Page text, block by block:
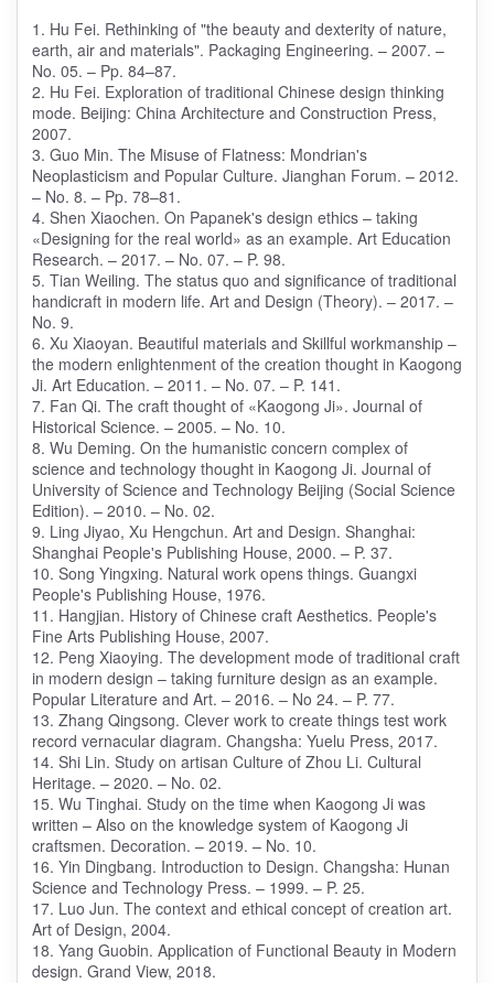
1. Hu Fei. Rethinking of "the beauty and dexterity of nature,
earth, air and materials". Packaging Engineering. – 2007. –
No. 05. – Pp. 84–87.
2. Hu Fei. Exploration of traditional Chinese design thinking
mode. Beijing: China Architecture and Construction Press,
2007.
3. Guo Min. The Misuse of Flatness: Mondrian's
Neoplasticism and Popular Culture. Jianghan Forum. – 2012.
– No. 8. – Pp. 78–81.
4. Shen Xiaochen. On Papanek's design ethics – taking
«Designing for the real world» as an example. Art Education
Research. – 2017. – No. 07. – P. 98.
5. Tian Weiling. The status quo and significance of traditional
handicraft in modern life. Art and Design (Theory). – 2017. –
No. 9.
6. Xu Xiaoyan. Beautiful materials and Skillful workmanship –
the modern enlightenment of the creation thought in Kaogong
Ji. Art Education. – 2011. – No. 07. – P. 141.
7. Fan Qi. The craft thought of «Kaogong Ji». Journal of
Historical Science. – 2005. – No. 10.
8. Wu Deming. On the humanistic concern complex of
science and technology thought in Kaogong Ji. Journal of
University of Science and Technology Beijing (Social Science
Edition). – 2010. – No. 02.
9. Ling Jiyao, Xu Hengchun. Art and Design. Shanghai:
Shanghai People's Publishing House, 2000. – P. 37.
10. Song Yingxing. Natural work opens things. Guangxi
People's Publishing House, 1976.
11. Hangjian. History of Chinese craft Aesthetics. People's
Fine Arts Publishing House, 2007.
12. Peng Xiaoying. The development mode of traditional craft
in modern design – taking furniture design as an example.
Popular Literature and Art. – 2016. – No 24. – P. 77.
13. Zhang Qingsong. Clever work to create things test work
record vernacular diagram. Changsha: Yuelu Press, 2017.
14. Shi Lin. Study on artisan Culture of Zhou Li. Cultural
Heritage. – 2020. – No. 02.
15. Wu Tinghai. Study on the time when Kaogong Ji was
written – Also on the knowledge system of Kaogong Ji
craftsmen. Decoration. – 2019. – No. 10.
16. Yin Dingbang. Introduction to Design. Changsha: Hunan
Science and Technology Press. – 1999. – P. 25.
17. Luo Jun. The context and ethical concept of creation art.
Art of Design, 2004.
18. Yang Guobin. Application of Functional Beauty in Modern
design. Grand View, 2018.